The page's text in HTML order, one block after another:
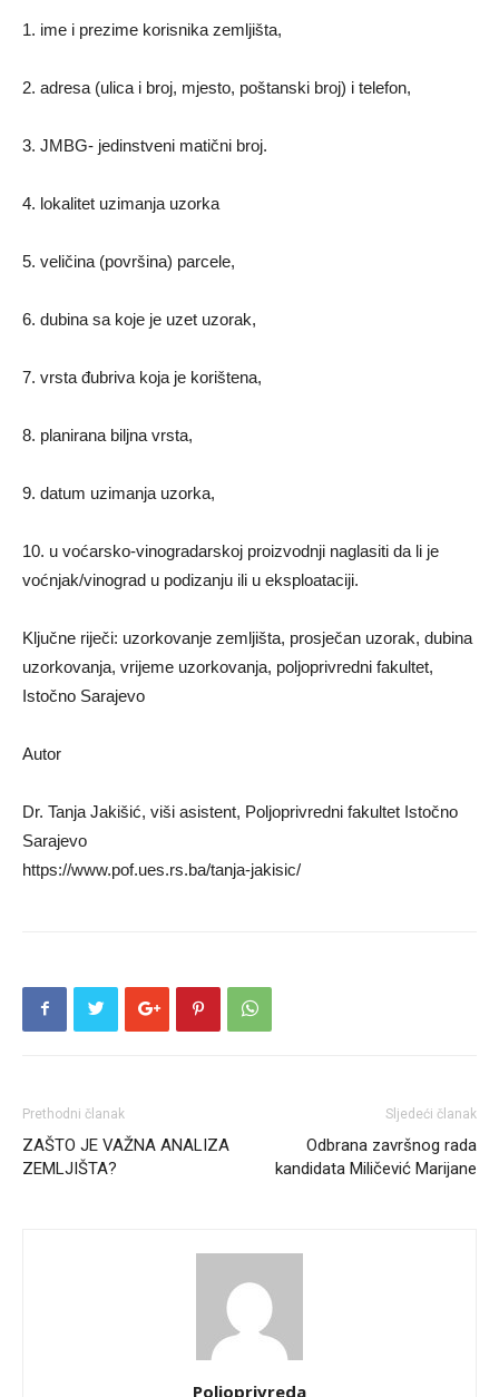
1. ime i prezime korisnika zemljišta,
2. adresa (ulica i broj, mjesto, poštanski broj) i telefon,
3. JMBG- jedinstveni matični broj.
4. lokalitet uzimanja uzorka
5. veličina (površina) parcele,
6. dubina sa koje je uzet uzorak,
7. vrsta đubriva koja je korištena,
8. planirana biljna vrsta,
9. datum uzimanja uzorka,
10. u voćarsko-vinogradarskoj proizvodnji naglasiti da li je
voćnjak/vinograd u podizanju ili u eksploataciji.
Ključne riječi: uzorkovanje zemljišta, prosječan uzorak, dubina
uzorkovanja, vrijeme uzorkovanja, poljoprivredni fakultet,
Istočno Sarajevo
Autor
Dr. Tanja Jakišić, viši asistent, Poljoprivredni fakultet Istočno
Sarajevo
https://www.pof.ues.rs.ba/tanja-jakisic/
Prethodni članak
ZAŠTO JE VAŽNA ANALIZA
ZEMLJIŠTA?
Sljedeći članak
Odbrana završnog rada
kandidata Miličević Marijane
Poljoprivreda